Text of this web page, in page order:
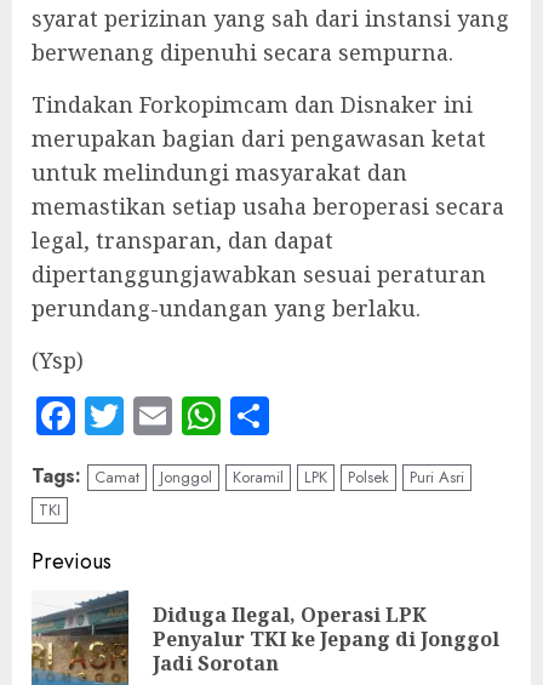
syarat perizinan yang sah dari instansi yang
berwenang dipenuhi secara sempurna.
‎Tindakan Forkopimcam dan Disnaker ini
merupakan bagian dari pengawasan ketat
untuk melindungi masyarakat dan
memastikan setiap usaha beroperasi secara
legal, transparan, dan dapat
dipertanggungjawabkan sesuai peraturan
perundang-undangan yang berlaku.
‎(Ysp)
Facebook
Twitter
EmailWhatsApp
Tags: Camat Jonggol Koramil LPK Polsek
Puri Asri
TKI
Continue
Reading
Previous
Diduga Ilegal, Operasi LPK
Penyalur TKI ke Jepang di Jonggol
Jadi Sorotan